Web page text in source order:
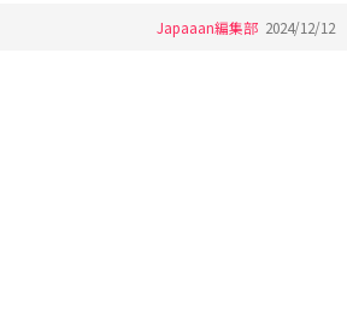
Japaaan編集部 2024/12/12